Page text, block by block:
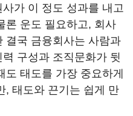
가 이 정도 성과를 내고
론 운도 필요하고, 회사
결국 금융회사는 사람과
구성과 조직문화가 뒷
태도를 가장 중요하게
, 태도와 끈기는 쉽게 만